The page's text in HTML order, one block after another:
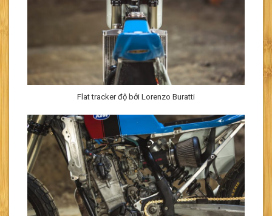
Flat tracker độ bởi Lorenzo Buratti